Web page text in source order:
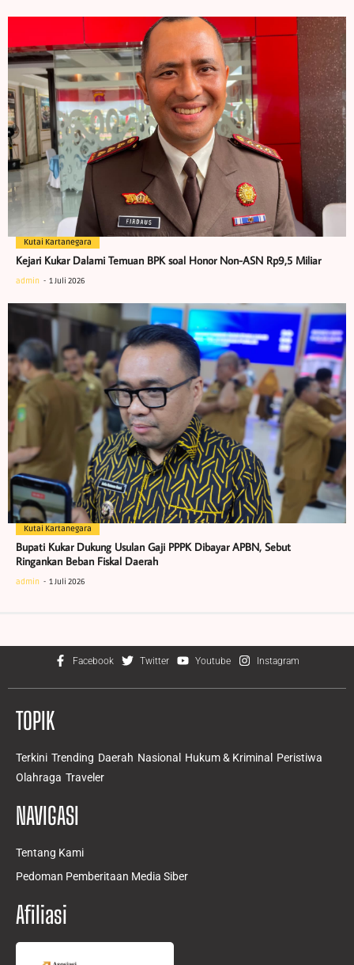
Kutai Kartanegara
Kejari Kukar Dalami Temuan BPK soal Honor Non-ASN Rp9,5 Miliar
admin 1 Juli 2026
Kutai Kartanegara
Bupati Kukar Dukung Usulan Gaji PPPK Dibayar APBN, Sebut
Ringankan Beban Fiskal Daerah
admin 1 Juli 2026
Facebook Twitter Youtube Instagram
TOPIK
Terkini Trending Daerah Nasional Hukum & Kriminal
Peristiwa
Olahraga Traveler
NAVIGASI
Tentang Kami
Pedoman Pemberitaan Media Siber
Afiliasi